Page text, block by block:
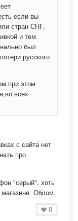
если вы
стран СНГ,
и тем
был
русского
при этом
всех
с сайта нет
про
"серый", хоть
Облом.
0